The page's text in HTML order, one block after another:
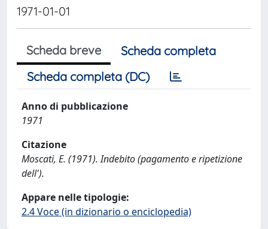
1971-01-01
Scheda breve
Scheda completa
Scheda completa (DC)
Anno di pubblicazione
1971
Citazione
Moscati, E. (1971). Indebito (pagamento e ripetizione
dell').
Appare nelle tipologie:
2.4 Voce (in dizionario o enciclopedia)